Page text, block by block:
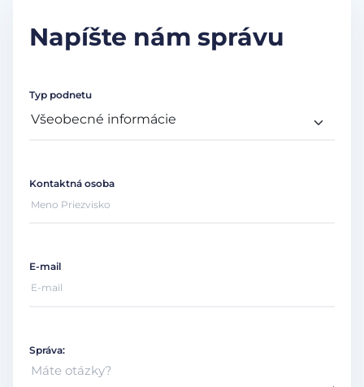
Napíšte nám správu
Typ podnetu
Kontaktná osoba
E-mail
Správa: